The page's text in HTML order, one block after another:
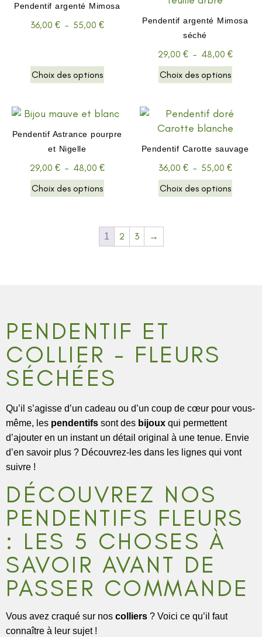
Pendentif argenté Mimosa
36,00 € – 55,00 €
Choix des options
Pendentif argenté Mimosa
séché
29,00 € – 48,00 €
Choix des options
Pendentif Astrance pourpre
et Nigelle
29,00 € – 48,00 €
Choix des options
Pendentif Carotte sauvage
36,00 € – 55,00 €
Choix des options
1 2 3 →
PENDENTIF ET
COLLIER - FLEURS
SÉCHÉES
Qu’il s’agisse d’un cadeau ou d’un coup de cœur pour vous-
même, les pendentifs sont des bijoux qui permettent
d’ajouter en un instant un détail original à une tenue. Envie
d’en savoir plus ? Découvrez-les dans les lignes qui vont
suivre !
DÉCOUVREZ NOS
PENDENTIFS FLEURS
: LES 5 CHOSES À
SAVOIR AVANT DE
PASSER COMMANDE
Vous avez craqué sur nos colliers ? Voici ce qu’il faut
connaître à leur sujet !